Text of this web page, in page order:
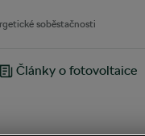
soběstačnosti
Články o fotovoltaice